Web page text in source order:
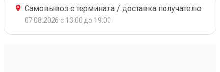
Самовывоз с терминала / доставка получателю
07.08.2026 с 13:00 до 19:00